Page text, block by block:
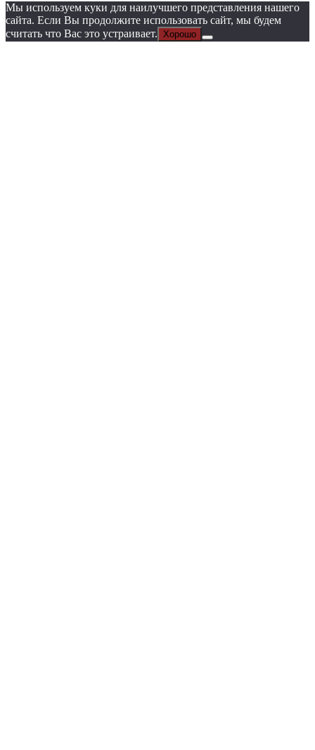
Мы используем куки для наилучшего представления нашего
сайта. Если Вы продолжите использовать сайт, мы будем
считать что Вас это устраивает.
Хорошо